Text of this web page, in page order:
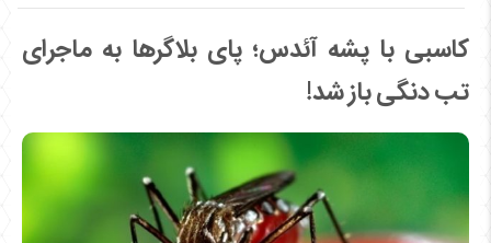
کاسبی با پشه آئدس؛ پای بلاگرها به ماجرای
تب دنگی باز شد!